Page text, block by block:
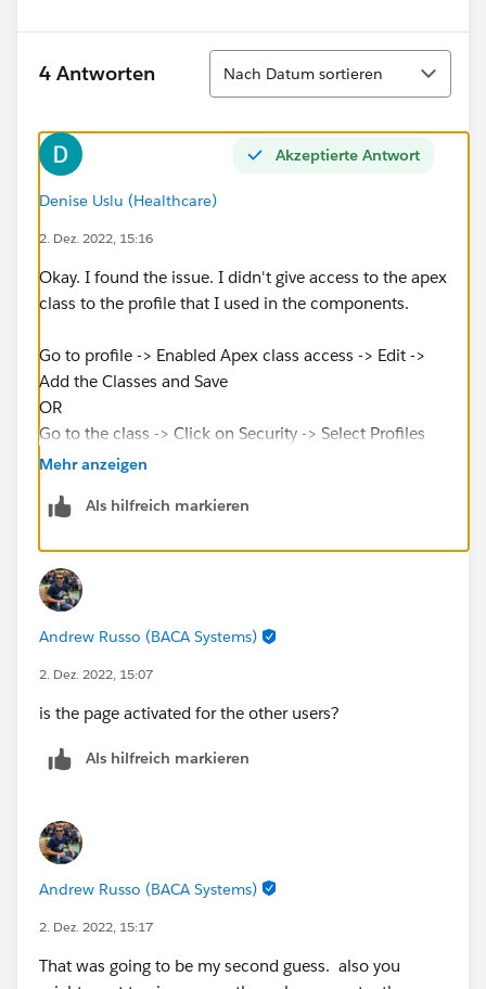
4 Antworten
Sortieren
Nach Datum sortieren
Akzeptierte Antwort
Denise Uslu (Healthcare)
2. Dez. 2022, 15:16
Okay. I found the issue. I didn't give access to the apex
class to the profile that I used in the components.
Go to profile -> Enabled Apex class access -> Edit ->
Add the Classes and Save
OR
Go to the class -> Click on Security -> Select Profiles
and add to enabled profiles -> Save
Thanks,@Andrew Russofor the response.
Mehr anzeigen
Als hilfreich markieren
Andrew Russo (BACA Systems)
2. Dez. 2022, 15:07
is the page activated for the other users?
Als hilfreich markieren
Andrew Russo (BACA Systems)
2. Dez. 2022, 15:17
That was going to be my second guess. also you